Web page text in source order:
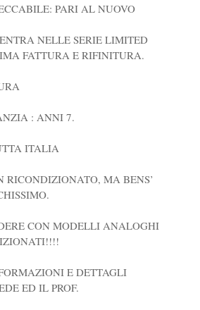
PARI AL NUOVO
NELLE SERIE LIMITED
FATTURA E RIFINITURA.
: ANNI 7.
ITALIA
RICONDIZIONATO, MA BENS’
CON MODELLI ANALOGHI
E DETTAGLI
ED IL PROF.